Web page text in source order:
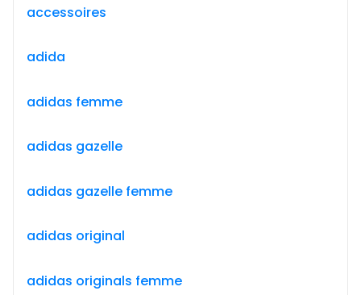
accessoires
adida
adidas femme
adidas gazelle
adidas gazelle femme
adidas original
adidas originals femme